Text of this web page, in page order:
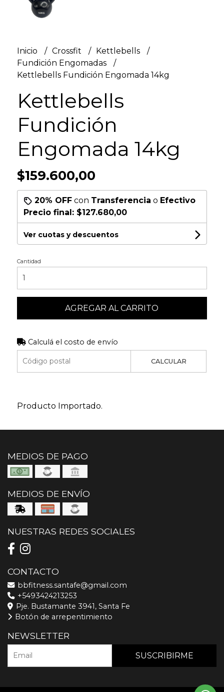
Inicio Crossfit
Kettlebells
Fundición Engomadas
Kettlebells Fundición Engomada 14kg
Kettlebells
Fundición
Engomada 14kg
$159.600,00
20% OFFcon Transferencia o Efectivo
Precio final: $127.680,00
Ver cuotas y descuentos
Cantidad
AGREGAR AL CARRITO
Calculá el costo de envío
CALCULAR
Producto Importado.
MEDIOS DE PAGO
MEDIOS DE ENVÍO
NUESTRAS REDES SOCIALES
CONTACTO
bbfitness.santafe@gmail.com
+5493424213253
Pje. Bustamante 3941, Santa Fe
Botón de arrepentimiento
NEWSLETTER
SUSCRIBIRME